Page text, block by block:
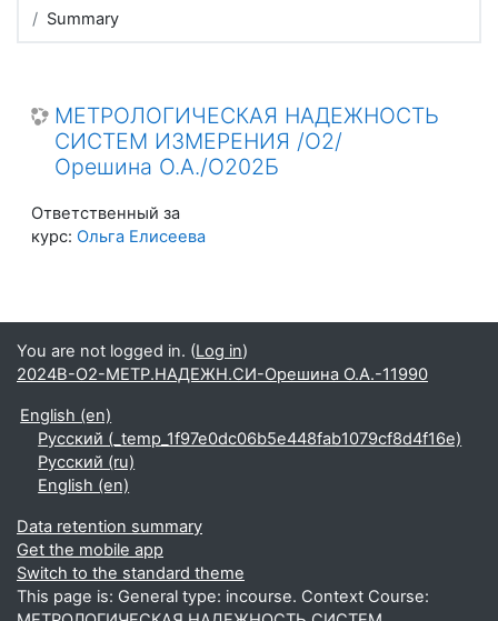
Summary
МЕТРОЛОГИЧЕСКАЯ НАДЕЖНОСТЬ
СИСТЕМ ИЗМЕРЕНИЯ /О2/
Орешина О.А./О202Б
Ответственный за
курс: Ольга Елисеева
You are not logged in. (Log in)
2024В-О2-МЕТР.НАДЕЖН.СИ-Орешина О.А.-11990
English ‎(en)‎
Русский ‎(_temp_1f97e0dc06b5e448fab1079cf8d4f16e)‎
Русский ‎(ru)‎
English ‎(en)‎
Data retention summary
Get the mobile app
Switch to the standard theme
This page is: General type: incourse. Context Course: